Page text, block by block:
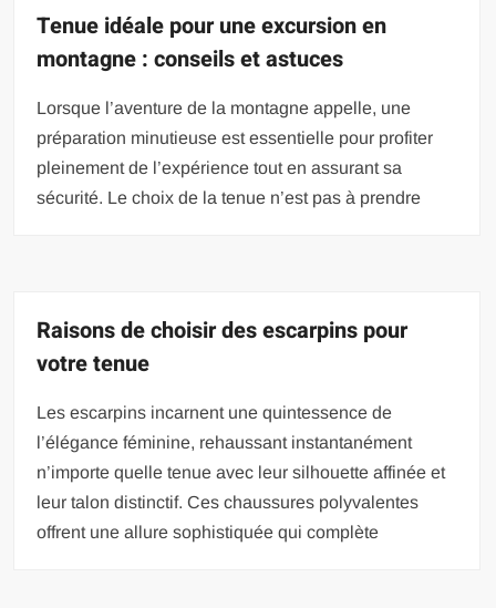
Tenue idéale pour une excursion en
montagne : conseils et astuces
Lorsque l’aventure de la montagne appelle, une
préparation minutieuse est essentielle pour profiter
pleinement de l’expérience tout en assurant sa
sécurité. Le choix de la tenue n’est pas à prendre
Raisons de choisir des escarpins pour
votre tenue
Les escarpins incarnent une quintessence de
l’élégance féminine, rehaussant instantanément
n’importe quelle tenue avec leur silhouette affinée et
leur talon distinctif. Ces chaussures polyvalentes
offrent une allure sophistiquée qui complète